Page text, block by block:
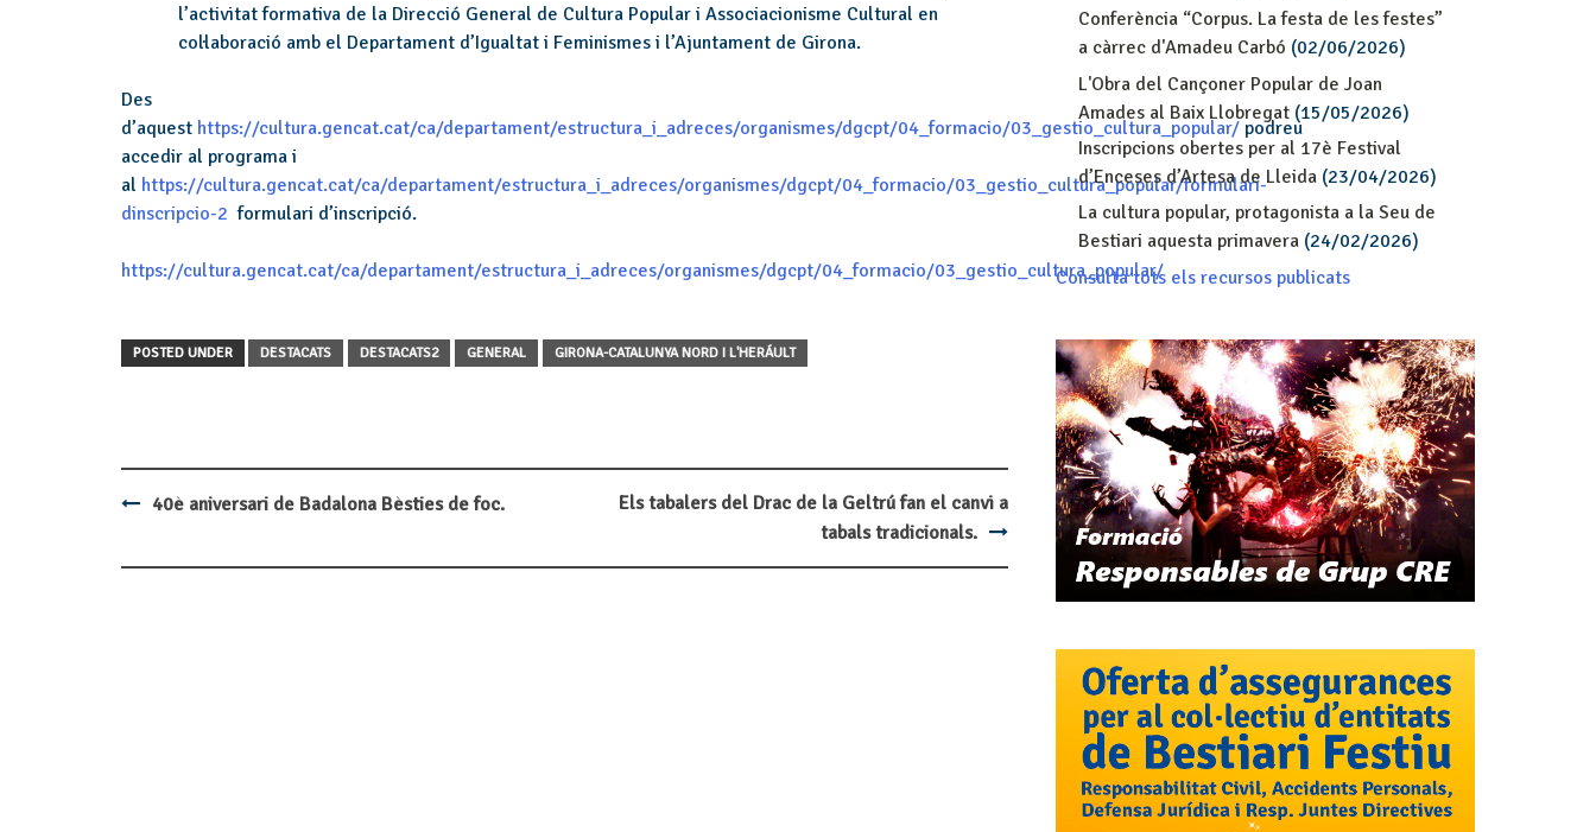
l’activitat formativa de la Direcció General de Cultura Popular i Associacionisme Cultural en
col·laboració amb el Departament d’Igualtat i Feminismes i l’Ajuntament de Girona.
Des
d’aquest https://cultura.gencat.cat/ca/departament/estructura_i_adreces/organismes/dgcpt/04_formacio/03_gestio_cultura_popular/ podreu
accedir al programa i
al https://cultura.gencat.cat/ca/departament/estructura_i_adreces/organismes/dgcpt/04_formacio/03_gestio_cultura_popular/formulari-
dinscripcio-2 formulari d’inscripció.
https://cultura.gencat.cat/ca/departament/estructura_i_adreces/organismes/dgcpt/04_formacio/03_gestio_cultura_popular/
POSTED UNDER DESTACATS DESTACATS2 GENERAL GIRONA-CATALUNYA NORD I L'HERÁULT
navigation
40è aniversari de Badalona Bèsties de foc.
Els tabalers del Drac de la Geltrú fan el canvi a
tabals tradicionals.
Conferència “Corpus. La festa de les festes”
a càrrec d'Amadeu Carbó (02/06/2026)
L'Obra del Cançoner Popular de Joan
Amades al Baix Llobregat(15/05/2026)
Inscripcions obertes per al 17è Festival
d’Enceses d’Artesa de Lleida(23/04/2026)
La cultura popular, protagonista a la Seu de
Bestiari aquesta primavera(24/02/2026)
Consulta tots els recursos publicats